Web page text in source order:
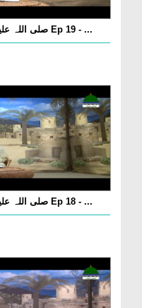
Khandan e Rasool صلی اللہ علیہ وآلہ وسلم Ep 19 - ...
Khandan e Rasool صلی اللہ علیہ وآلہ وسلم Ep 18 - ...